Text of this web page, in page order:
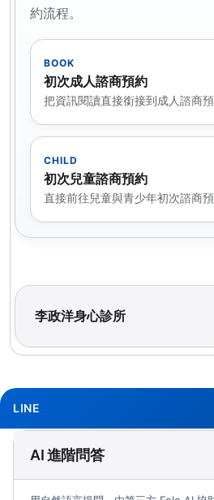
約流程。
BOOK
初次成人諮商預約
把資訊閱讀直接銜接到成人諮商預
CHILD
初次兒童諮商預約
直接前往兒童與青少年初次諮商預
李政洋身心診所
LINE
AI 進階問答